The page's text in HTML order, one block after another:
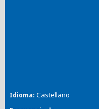
Idioma Castellano